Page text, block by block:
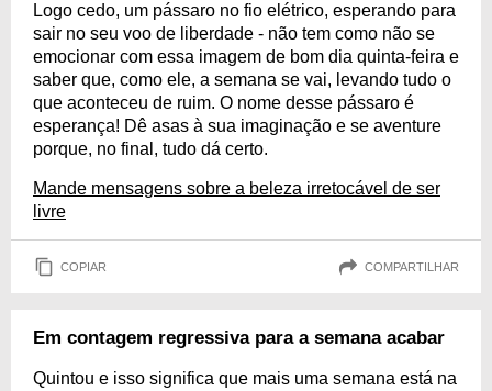
Logo cedo, um pássaro no fio elétrico, esperando para
sair no seu voo de liberdade - não tem como não se
emocionar com essa imagem de bom dia quinta-feira e
saber que, como ele, a semana se vai, levando tudo o
que aconteceu de ruim. O nome desse pássaro é
esperança! Dê asas à sua imaginação e se aventure
porque, no final, tudo dá certo.
Mande mensagens sobre a beleza irretocável de ser
livre
COPIAR COMPARTILHAR
Em contagem regressiva para a semana acabar
Quintou e isso significa que mais uma semana está na